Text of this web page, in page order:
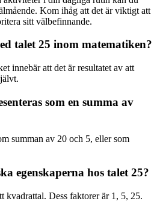
Kom ihåg att det är viktigt att
sitt välbefinnande.
talet 25 inom matematiken?
innebär att det är resultatet av att
som en summa av
summan av 20 och 5, eller som
egenskaperna hos talet 25?
kvadrattal. Dess faktorer är 1, 5, 25.